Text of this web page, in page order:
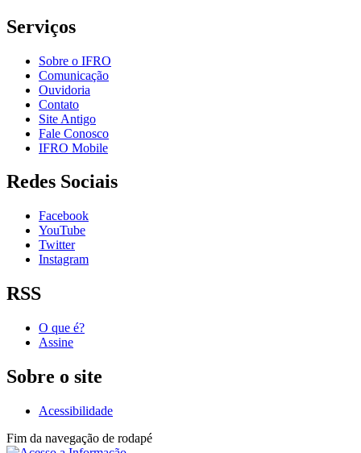
Serviços
Sobre o IFRO
Comunicação
Ouvidoria
Contato
Site Antigo
Fale Conosco
IFRO Mobile
Redes Sociais
Facebook
YouTube
Twitter
Instagram
RSS
O que é?
Assine
Sobre o site
Acessibilidade
Fim da navegação de rodapé